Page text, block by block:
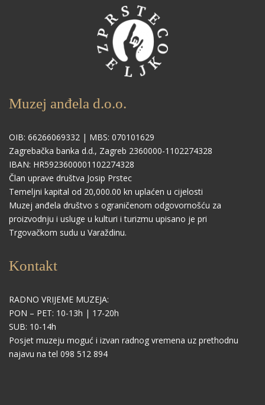
Muzej anđela d.o.o.
OIB: 66266069332 | MBS: 070101629
Zagrebačka banka d.d., Zagreb 2360000-1102274328
IBAN: HR5923600001102274328
Član uprave društva Josip Prstec
Temeljni kapital od 20,000.00 kn uplaćen u cijelosti
Muzej anđela društvo s ograničenom odgovornošću za
proizvodnju i usluge u kulturi i turizmu upisano je pri
Trgovačkom sudu u Varaždinu.
Kontakt
RADNO VRIJEME MUZEJA:
PON – PET: 10-13h | 17-20h
SUB: 10-14h
Posjet muzeju moguć i izvan radnog vremena uz prethodnu
najavu na tel 098 512 894